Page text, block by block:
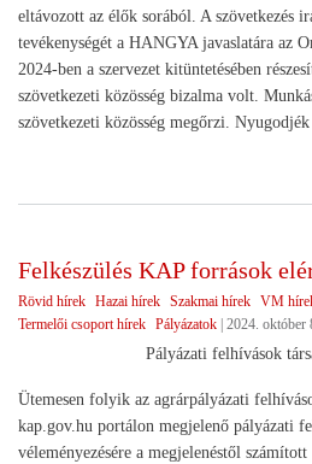
eltávozott az élők sorából. A szövetkezés
tevékenységét a HANGYA javaslatára az
2024-ben a szervezet kitüntetésében
szövetkezeti közösség bizalma volt.
szövetkezeti közösség megőrzi. Nyugodjék
Felkészülés KAP források
Rövid hírek Hazai hírek Szakmai hírek VM
Termelői csoport hírek Pályázatok | 2024. október
Pályázati felhívások
Ütemesen folyik az agrárpályázati
kap.gov.hu portálon megjelenő pályázati
véleményezésére a megjelenéstől